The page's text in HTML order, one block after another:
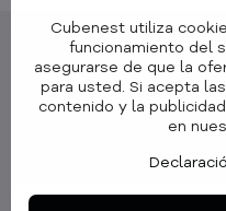
Boletín
Suscribirse a
Cubenest utiliza
funcionamiento del
asegurarse de que la
para usted. Si acepta
contenido y la
en